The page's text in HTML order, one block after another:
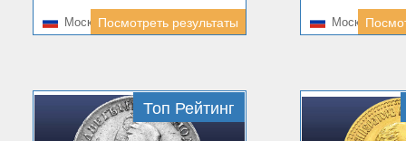
МоскваПосмотреть результаты Москва
Топ Рейтинг